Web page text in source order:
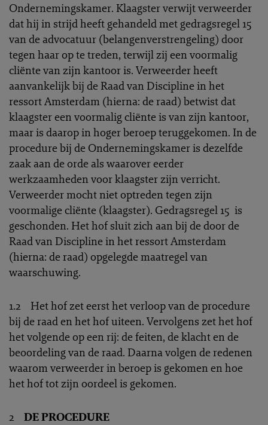
Ondernemingskamer. Klaagster verwijt verweerder
dat hij in strijd heeft gehandeld met gedragsregel 15
van de advocatuur (belangenverstrengeling) door
tegen haar op te treden, terwijl zij een voormalig
cliënte van zijn kantoor is. Verweerder heeft
aanvankelijk bij de Raad van Discipline in het
ressort Amsterdam (hierna: de raad) betwist dat
klaagster een voormalig cliënte is van zijn kantoor,
maar is daarop in hoger beroep teruggekomen. In de
procedure bij de Ondernemingskamer is dezelfde
zaak aan de orde als waarover eerder
werkzaamheden voor klaagster zijn verricht.
Verweerder mocht niet optreden tegen zijn
voormalige cliënte (klaagster). Gedragsregel 15 is
geschonden. Het hof sluit zich aan bij de door de
Raad van Discipline in het ressort Amsterdam
(hierna: de raad) opgelegde maatregel van
waarschuwing.
1.2 Het hof zet eerst het verloop van de procedure
bij de raad en het hof uiteen. Vervolgens zet het hof
het volgende op een rij: de feiten, de klacht en de
beoordeling van de raad. Daarna volgen de redenen
waarom verweerder in beroep is gekomen en hoe
het hof tot zijn oordeel is gekomen.
2 DE PROCEDURE